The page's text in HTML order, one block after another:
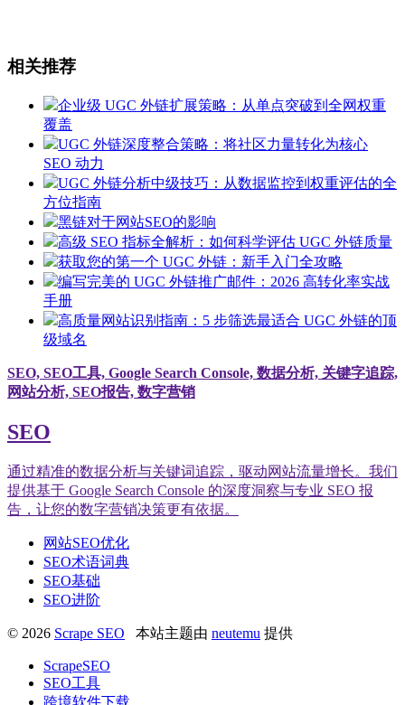
相关推荐
企业级 UGC 外链扩展策略：从单点突破到全网权重
覆盖
UGC 外链深度整合策略：将社区力量转化为核心
SEO 动力
UGC 外链分析中级技巧：从数据监控到权重评估的全
方位指南
黑链对于网站SEO的影响
高级 SEO 指标全解析：如何科学评估 UGC 外链质量
获取您的第一个 UGC 外链：新手入门全攻略
编写完美的 UGC 外链推广邮件：2026 高转化率实战
手册
高质量网站识别指南：5 步筛选最适合 UGC 外链的顶
级域名
SEO, SEO工具, Google Search Console, 数据分析, 关键字追踪,
网站分析, SEO报告, 数字营销
SEO
通过精准的数据分析与关键词追踪，驱动网站流量增长。我们
提供基于 Google Search Console 的深度洞察与专业 SEO 报
告，让您的数字营销决策更有依据。
网站SEO优化
SEO术语词典
SEO基础
SEO进阶
© 2026 Scrape SEO 本站主题由 neutemu 提供
ScrapeSEO
SEO工具
跨境软件下载